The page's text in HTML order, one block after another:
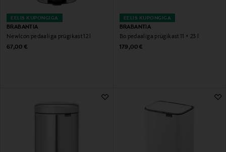
EELIS KUPONGIGA
BRABANTIA
Newlcon pedaaliga prügikast 12 l
Original Price
67,00 €
EELIS KUPONGIGA
BRABANTIA
Bo pedaaliga prügikast 11 + 23 l
Original Price
179,00 €